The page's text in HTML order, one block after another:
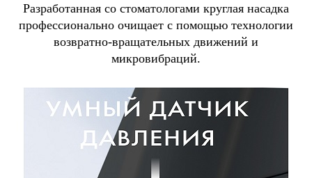
Разработанная со стоматологами круглая насадка
профессионально очищает с помощью технологии
возвратно-вращательных движений и
микровибраций.